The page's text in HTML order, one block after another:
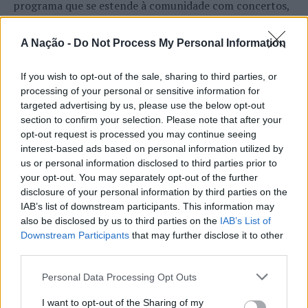
A Nação - Do Not Process My Personal Information
If you wish to opt-out of the sale, sharing to third parties, or
processing of your personal or sensitive information for
targeted advertising by us, please use the below opt-out
section to confirm your selection. Please note that after your
opt-out request is processed you may continue seeing
interest-based ads based on personal information utilized by
us or personal information disclosed to third parties prior to
your opt-out. You may separately opt-out of the further
disclosure of your personal information by third parties on the
IAB’s list of downstream participants. This information may
also be disclosed by us to third parties on the IAB’s List of
Downstream Participants that may further disclose it to other
Personal Data Processing Opt Outs
I want to opt-out of the Sharing of my
programa que se estende à comunidade com concertos,
DJ sets e atividades junto ao rio. O evento é uma das
etapas do Nortada Ocean Rides, circuito que em 2026
Nova de Milfontes e Ericeira.
A iniciativa pretende aproximar a prática dos desportos
de vento das comunidades costeiras, promovendo o
território através do mar e das suas condições naturais.
Nas palavras de Pedro Mota, De todas as etapas do
Nortada Ocean Rides, este evento é o que mais precisa
da “nortada” como apoio, porque sem vento não há
kitesurf.
A presença da Nortada vai mais uma vez, alem da
visitantes e a comunidade local. Que a marca Nortada
esteja presente de uma forma natural e quase obvia,
CONTINUAR A LER
ATUALIDADE
Cinco projetos de Cascais finalistas
em iniciativa europeia
Publicado 23 horas atrás on 05/08/2026
Ígor Lopes